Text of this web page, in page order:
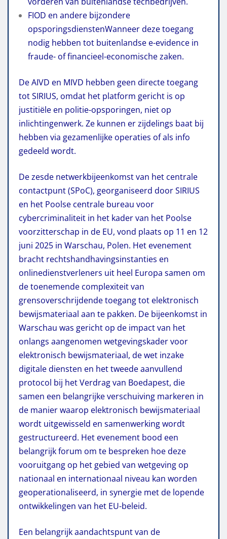
FIOD en andere bijzondere
opsporingsdienstenWanneer deze toegang
nodig hebben tot buitenlandse e-evidence in
fraude- of financieel-economische zaken.
De AIVD en MIVD hebben geen directe toegang
tot SIRIUS, omdat het platform gericht is op
justitiële en politie-opsporingen, niet op
inlichtingenwerk. Ze kunnen er zijdelings baat bij
hebben via gezamenlijke operaties of als info
gedeeld wordt.
De zesde netwerkbijeenkomst van het centrale
contactpunt (SPoC), georganiseerd door SIRIUS
en het Poolse centrale bureau voor
cybercriminaliteit in het kader van het Poolse
voorzitterschap in de EU, vond plaats op 11 en 12
juni 2025 in Warschau, Polen. Het evenement
bracht rechtshandhavingsinstanties en
onlinedienstverleners uit heel Europa samen om
de toenemende complexiteit van
grensoverschrijdende toegang tot elektronisch
bewijsmateriaal aan te pakken. De bijeenkomst in
Warschau was gericht op de impact van het
onlangs aangenomen wetgevingskader voor
elektronisch bewijsmateriaal, de wet inzake
digitale diensten en het tweede aanvullend
protocol bij het Verdrag van Boedapest, die
samen een belangrijke verschuiving markeren in
de manier waarop elektronisch bewijsmateriaal
wordt uitgewisseld en samenwerking wordt
gestructureerd. Het evenement bood een
belangrijk forum om te bespreken hoe deze
vooruitgang op het gebied van wetgeving op
nationaal en internationaal niveau kan worden
geoperationaliseerd, in synergie met de lopende
ontwikkelingen van het EU-beleid.
Een belangrijk aandachtspunt van de